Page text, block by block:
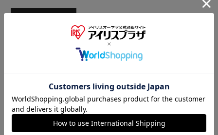
商品説明 仕様・サイズ 商品レビュー
【快適でおしゃれなお家時間を演出】 履きやすさもデザイ
ン性もばっちり。「ヘンリースタジオ スクエアトゥスリッ
パ」。 【おしゃれと個性の絶妙なバランス】 甲部分はしっ
とりとしたリアルフェイク素材。異素材の型押しロゴがアク
セント。 【すっきり履けるスクエアトゥ】 ラウンドよりス
タイリッシュなフォルム。甲全体を覆い、つま先をガード。
【程よいクッション性で疲れにくい】 ふんわり厚みのある
インソール部分が、足裏にかかる衝撃を吸収。柔らかく素足
でも快適◎ 【傷つきや滑りを防ぐ安心設計】 底面はフロー
もっと見る